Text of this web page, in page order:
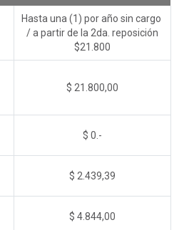
Hasta una (1) por año sin cargo
/ a partir de la 2da. reposición
$21.800
$ 21.800,00
$ 0.-
$ 2.439,39
$ 4.844,00